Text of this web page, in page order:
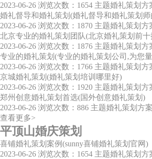
2023-06-26 浏览次数：1654 主题婚礼策划方
婚礼督导和婚礼策划(婚礼督导和婚礼策划
2023-06-26 浏览次数：1870 主题婚礼策划方
北京专业的婚礼策划团队(北京婚礼策划前
2023-06-26 浏览次数：1876 主题婚礼策划方
专业的婚礼策划(专业的婚礼策划公司,为您
2023-06-26 浏览次数：1766 主题婚礼策划方
京城婚礼策划(婚礼策划培训哪里好)
2023-06-26 浏览次数：1920 主题婚礼策划方
郑州创意婚礼策划首选(国外创意婚礼策划)
2023-06-26 浏览次数：886 主题婚礼策划方案
查看更多>
平顶山婚庆策划
喜铺婚礼策划案例(sunny喜铺婚礼策划官网)
2023-06-26 浏览次数：1654 主题婚礼策划方